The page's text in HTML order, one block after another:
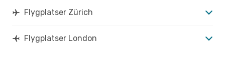
Flygplatser Zürich
Flygplatser London